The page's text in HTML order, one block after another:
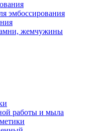
эмбоссирования
жемчужины
работы и мыла